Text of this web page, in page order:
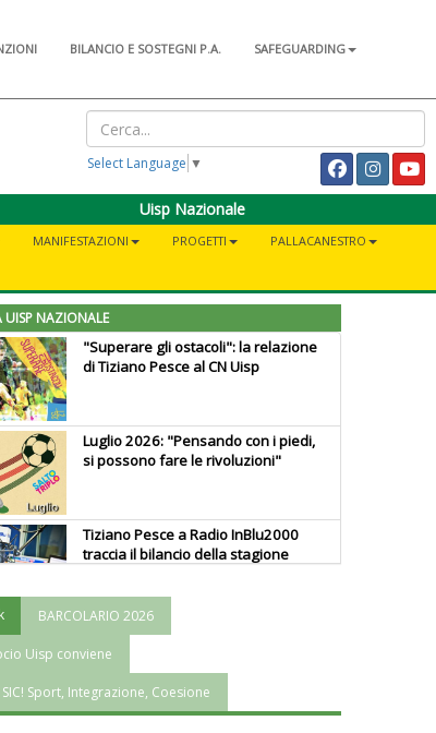
BILANCIO E SOSTEGNI P.A.
SAFEGUARDING
Select Language ▼
Uisp Nazionale
MANIFESTAZIONI PROGETTI
PALLACANESTRO
UISP NAZIONALE
"Superare gli ostacoli": la relazione
di Tiziano Pesce al CN Uisp
Luglio 2026: "Pensando con i piedi,
si possono fare le rivoluzioni"
Tiziano Pesce a Radio InBlu2000
traccia il bilancio della stagione
valorizzi le nostre specificità"
La formazione Uisp rallenta ma
BARCOLARIO 2026
Uisp conviene
Sport, Integrazione, Coesione